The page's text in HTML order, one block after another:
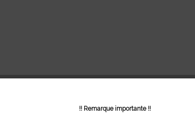
!! Remarque importante !!